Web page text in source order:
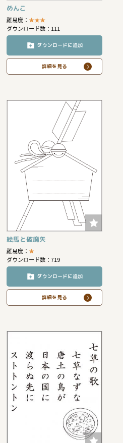
めんこ
難易度：★★★
ダウンロード数：111
ダウンロードに追加
詳細を見る
絵馬と破魔矢
難易度：★
ダウンロード数：719
ダウンロードに追加
詳細を見る